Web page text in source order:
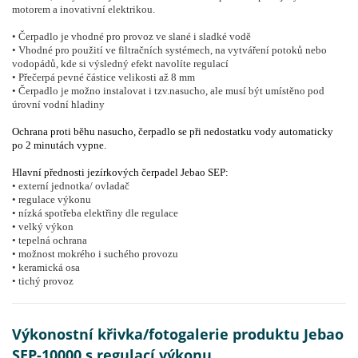
motorem a inovativní elektrikou.
• Čerpadlo je vhodné pro provoz ve slané i sladké vodě
• Vhodné pro použití ve filtračních systémech, na vytváření potoků nebo
vodopádů, kde si výsledný efekt navolíte regulací
• Přečerpá pevné částice velikosti až 8 mm
• Čerpadlo je možno instalovat i tzv.nasucho, ale musí být umístěno pod
úrovní vodní hladiny
Ochrana proti běhu nasucho, čerpadlo se při nedostatku vody automaticky
po 2 minutách vypne.
Hlavní přednosti jezírkových čerpadel Jebao SEP:
• externí jednotka/ ovladač
• regulace výkonu
• nízká spotřeba elektřiny dle regulace
• velký výkon
• tepelná ochrana
• možnost mokrého i suchého provozu
• keramická osa
• tichý provoz
Výkonostní křivka/fotogalerie produktu Jebao